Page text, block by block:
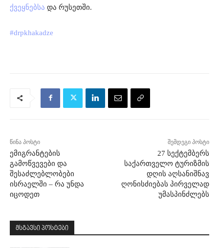
ქვეყნებსა და რუსეთში.
#drpkhakadze
წინა პოსტი
ემიგრანტების
გამოწვევები და
შესაძლებლობები
ისრაელში – რა უნდა
იცოდეთ
შემდეგი პოსტი
27 სექტემბერს
საქართველო ტურიზმის
დღის აღსანიშნავ
ღონისძიებას პირველად
უმასპინძლებს
მსგავსი პოსტები